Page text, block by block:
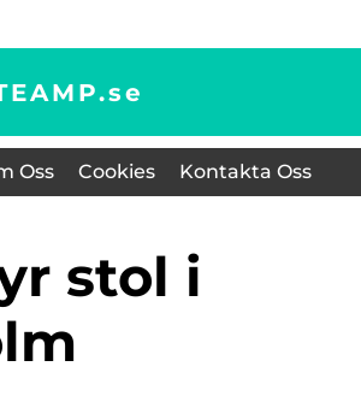
se
Oss Cookies Kontakta Oss